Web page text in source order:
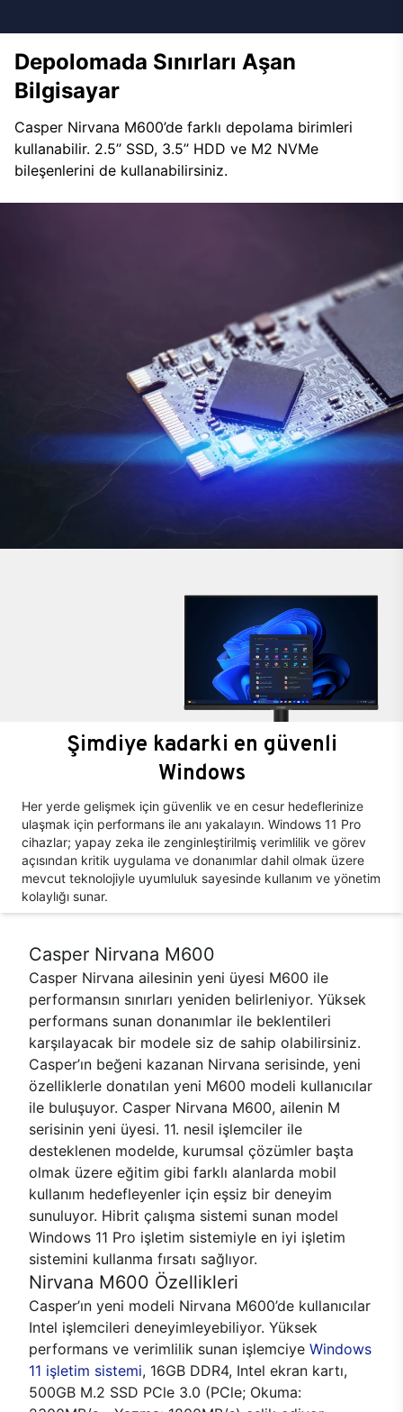
Depolomada Sınırları Aşan
Bilgisayar
Casper Nirvana M600’de farklı depolama birimleri
kullanabilir. 2.5’’ SSD, 3.5’’ HDD ve M2 NVMe
bileşenlerini de kullanabilirsiniz.
Şimdiye kadarki en güvenli
Windows
Her yerde gelişmek için güvenlik ve en cesur hedeflerinize
ulaşmak için performans ile anı yakalayın. Windows 11 Pro
cihazlar; yapay zeka ile zenginleştirilmiş verimlilik ve görev
açısından kritik uygulama ve donanımlar dahil olmak üzere
mevcut teknolojiyle uyumluluk sayesinde kullanım ve yönetim
kolaylığı sunar.
Casper Nirvana M600
Casper Nirvana ailesinin yeni üyesi M600 ile
performansın sınırları yeniden belirleniyor. Yüksek
performans sunan donanımlar ile beklentileri
karşılayacak bir modele siz de sahip olabilirsiniz.
Casper’ın beğeni kazanan Nirvana serisinde, yeni
özelliklerle donatılan yeni M600 modeli kullanıcılar
ile buluşuyor. Casper Nirvana M600, ailenin M
serisinin yeni üyesi. 11. nesil işlemciler ile
desteklenen modelde, kurumsal çözümler başta
olmak üzere eğitim gibi farklı alanlarda mobil
kullanım hedefleyenler için eşsiz bir deneyim
sunuluyor. Hibrit çalışma sistemi sunan model
Windows 11 Pro işletim sistemiyle en iyi işletim
sistemini kullanma fırsatı sağlıyor.
Nirvana M600 Özellikleri
Casper’ın yeni modeli Nirvana M600’de kullanıcılar
Intel işlemcileri deneyimleyebiliyor. Yüksek
performans ve verimlilik sunan işlemciye Windows
11 işletim sistemi, 16GB DDR4, Intel ekran kartı,
500GB M.2 SSD PCle 3.0 (PCle; Okuma: